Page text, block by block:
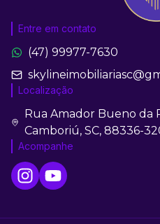
Entre em contato
(47) 99977-7630
Localização
Rua Amador Bueno da
Camboriú, SC, 88336-
Acompanhe